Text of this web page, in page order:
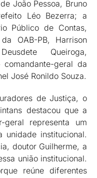
João Pessoa, Bruno
Léo Bezerra; a
Público de Contas,
OAB-PB, Harrison
Queiroga,
geral da
José Ronildo Souza.
de Justiça, o
destacou que a
geral representa um
unidade institucional.
doutor Guilherme, a
união institucional.
reúne diferentes